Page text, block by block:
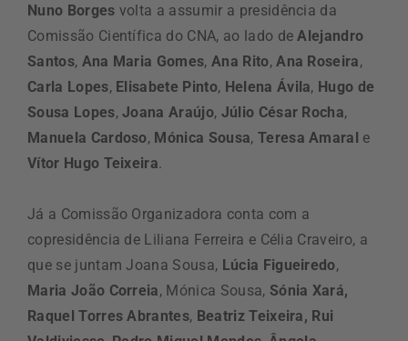
Nuno Borges volta a assumir a presidência da
Comissão Científica do CNA, ao lado deAlejandro
Santos, Ana Maria Gomes,Ana Rito,Ana Roseira,
Carla Lopes, Elisabete Pinto, Helena Ávila, Hugo de
Sousa Lopes,Joana Araújo, Júlio César Rocha,
Manuela Cardoso, Mónica Sousa, Teresa Amaral e
Vítor Hugo Teixeira.
Já a Comissão Organizadora conta com a
copresidência de Liliana Ferreira e Célia Craveiro, a
que se juntam Joana Sousa, Lúcia Figueiredo,
Maria João Correia, Mónica Sousa, Sónia Xará,
Raquel Torres Abrantes, Beatriz Teixeira, Rui